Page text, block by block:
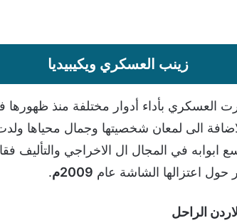
زينب العسكري ويكيبيديا
العسكري بأداء أدوار مختلفة منذ ظهورها
الى لمعان شخصيتها وجمال محياها
في المجال ال الاخراجي والتأليف
اعتزالها الشاشة عام 2009م .
الراحل